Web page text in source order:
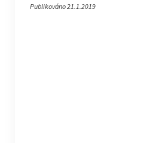
Publikováno 21.1.2019